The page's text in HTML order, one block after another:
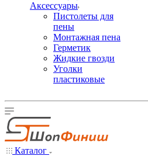
Аксессуары
Пистолеты для
пены
Монтажная пена
Герметик
Жидкие гвозди
Уголки
пластиковые
Каталог